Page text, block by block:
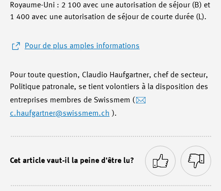
Royaume-Uni : 2 100 avec une autorisation de séjour (B) et
1 400 avec une autorisation de séjour de courte durée (L).
Pour de plus amples informations
Pour toute question, Claudio Haufgartner, chef de secteur,
Politique patronale, se tient volontiers à la disposition des
entreprises membres de Swissmem (
c.haufgartner@swissmem.ch ).
Cet article vaut-il la peine d'être lu?